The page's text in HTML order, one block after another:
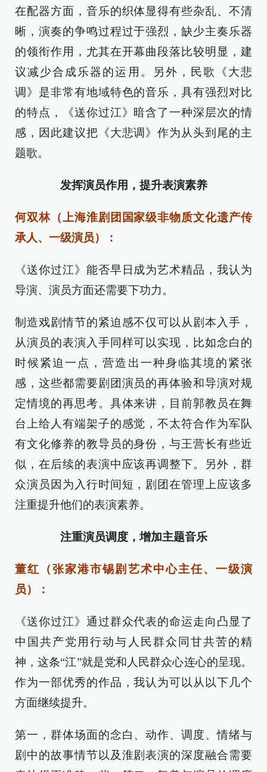
在配器方面，音乐的织体显得有些杂乱、不清
晰，演奏的争鸣过程过于强烈，缺少主奏乐器
的领衔作用，尤其在开幕曲段落比较明显，建
议减少合成乐器的运用。另外，民歌《大悲
调》是非常有地域特色的音乐，具有强烈对比
的特点，《送你过江》暗含了一种深层次的情
感，因此建议把《大悲调》作为从头到尾的主
题歌。
发挥演员作用，提升表演素养
何双林（上海淮剧团国家级非物质文化遗产传
承人、一级演员）：
《送你过江》能否早日成为艺术精品，我认为
导演、演员方面还需要下功力。
制造戏剧情节的紧迫感不仅可以从剧本入手，
从演员的表演入手同样可以实现，比如念白的
时候紧迫一点，营造出一种身临其境的紧张
感，这些都需要剧团演员的再体验和导演对规
定情境的再思考。具体来讲，目前郭教员在舞
台上给人有端架子的感觉，不太符合作为军队
有文化修养的教导员的身份，与王营长有些近
似，在后续的表演中应该再调整下。另外，群
众演员因为入行时间短，剧团在管理上应该多
注重提升他们的表演素养。
注重演员调度，增加主题音乐
董红（张家港市锡剧艺术中心主任、一级演
员）：
《送你过江》通过群众代表的命运走向凸显了
中国共产党用行动与人民群众同甘共苦的精
神，这条“江”就是党和人民群众心连心的呈现。
作为一部优秀的作品，我认为可以从以下几个
方面继续提升。
第一，群体场面的念白、动作、调度、情绪与
剧中的故事情节以及淮剧表演的深度融合需要